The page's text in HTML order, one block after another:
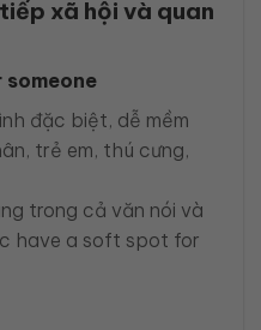
đặc biệt, dễ mềm
trẻ em, thú cưng,
trong cả văn nói và
have a soft spot for